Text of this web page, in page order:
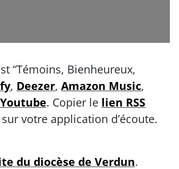
“Témoins, Bienheureux,
, Deezer, Amazon Music,
Youtube. Copier le lien RSS
sur votre application d’écoute.
du diocèse de Verdun.